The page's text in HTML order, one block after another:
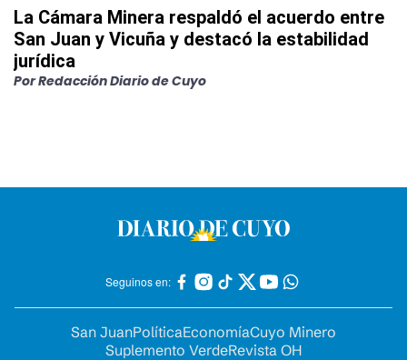
La Cámara Minera respaldó el acuerdo entre
San Juan y Vicuña y destacó la estabilidad
jurídica
PorRedacción Diario de Cuyo
Seguinos en:
San JuanPolíticaEconomíaCuyo Minero
Suplemento VerdeRevista OH